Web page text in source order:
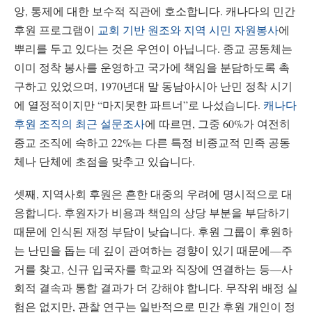
앙, 통제에 대한 보수적 직관에 호소합니다. 캐나다의 민간
후원 프로그램이 교회 기반 원조와 지역 시민 자원봉사에
뿌리를 두고 있다는 것은 우연이 아닙니다. 종교 공동체는
이미 정착 봉사를 운영하고 국가에 책임을 분담하도록 촉
구하고 있었으며, 1970년대 말 동남아시아 난민 정착 시기
에 열정적이지만 “마지못한 파트너”로 나섰습니다. 캐나다
후원 조직의 최근 설문조사에 따르면, 그중 60%가 여전히
종교 조직에 속하고 22%는 다른 특정 비종교적 민족 공동
체나 단체에 초점을 맞추고 있습니다.
셋째, 지역사회 후원은 흔한 대중의 우려에 명시적으로 대
응합니다. 후원자가 비용과 책임의 상당 부분을 부담하기
때문에 인식된 재정 부담이 낮습니다. 후원 그룹이 후원하
는 난민을 돕는 데 깊이 관여하는 경향이 있기 때문에—주
거를 찾고, 신규 입국자를 학교와 직장에 연결하는 등—사
회적 결속과 통합 결과가 더 강해야 합니다. 무작위 배정 실
험은 없지만, 관찰 연구는 일반적으로 민간 후원 개인이 정